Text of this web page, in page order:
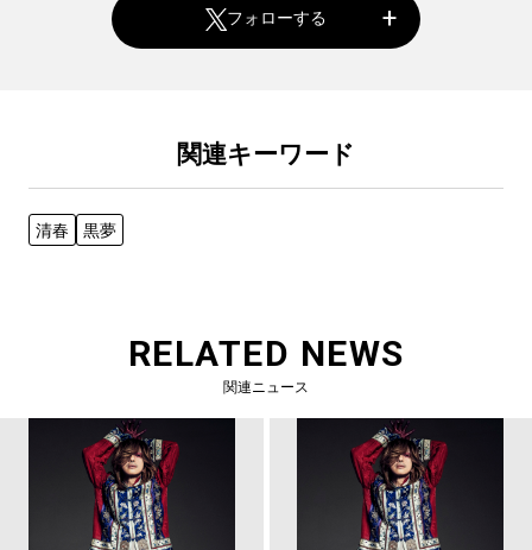
フォローする
関連キーワード
清春 黒夢
RELATED NEWS
関連ニュース